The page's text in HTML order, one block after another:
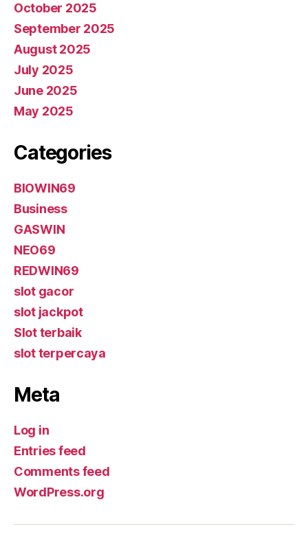
October 2025
September 2025
August 2025
July 2025
June 2025
May 2025
Categories
BIOWIN69
Business
GASWIN
NEO69
REDWIN69
slot gacor
slot jackpot
Slot terbaik
slot terpercaya
Meta
Log in
Entries feed
Comments feed
WordPress.org